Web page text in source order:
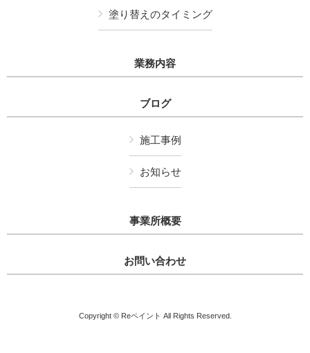
塗り替えのタイミング
業務内容
ブログ
施工事例
お知らせ
事業所概要
お問い合わせ
Copyright © Reペイント All Rights Reserved.